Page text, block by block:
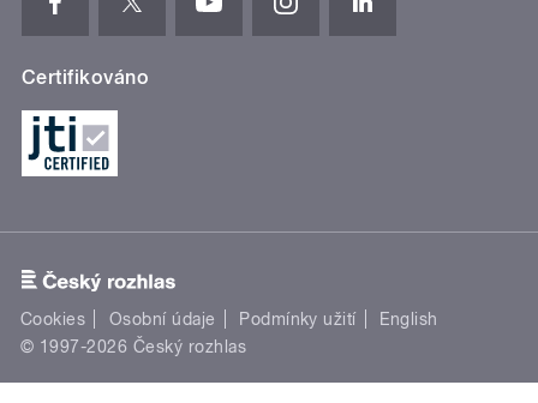
Certifikováno
Cookies Osobní údaje Podmínky užití
English
© 1997-2026 Český rozhlas